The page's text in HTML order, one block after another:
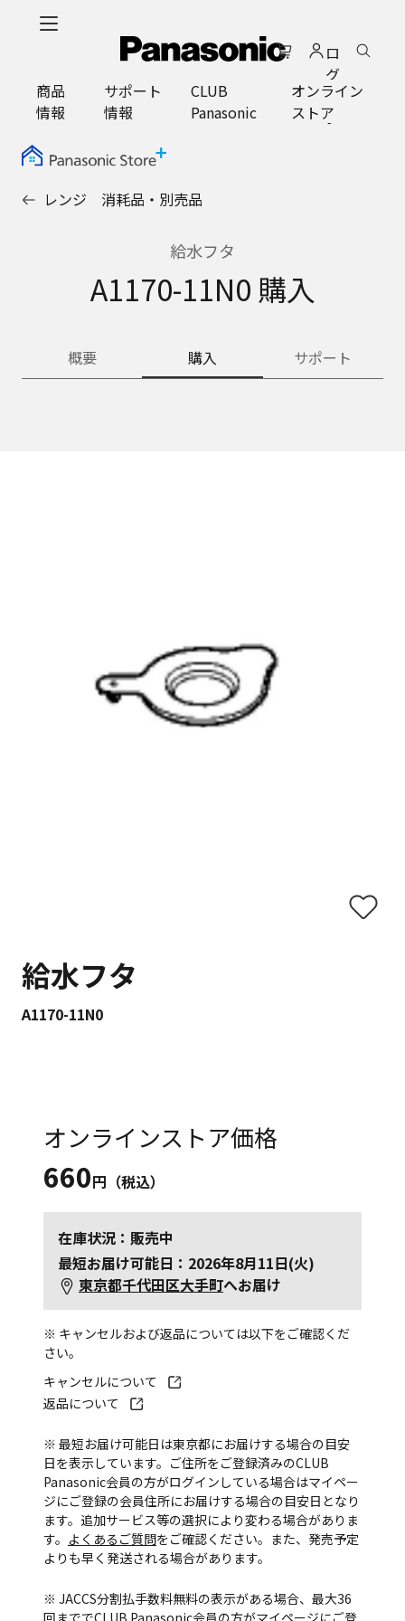
ロ
グ
イ
ン
商品
情報
サポート
情報
CLUB
Panasonic
オンライン
ストア
レンジ 消耗品・別売品
給水フタ
A1170-11N0 購入
概要 購入 サポート
給水フタ
A1170-11N0
オンラインストア価格
660円（税込）
在庫状況：販売中
最短お届け可能日：2026年8月11日(火)
東京都千代田区大手町へお届け
※ キャンセルおよび返品については以下をご確認くだ
さい。
キャンセルについて
返品について
※ 最短お届け可能日は東京都にお届けする場合の目安
日を表示しています。ご住所をご登録済みのCLUB
Panasonic会員の方がログインしている場合はマイペー
ジにご登録の会員住所にお届けする場合の目安日となり
ます。追加サービス等の選択により変わる場合がありま
す。 よくあるご質問をご確認ください。また、発売予定
よりも早く発送される場合があります。
※ JACCS分割払手数料無料の表示がある場合、最大36
回まででCLUB Panasonic会員の方がマイページにご登